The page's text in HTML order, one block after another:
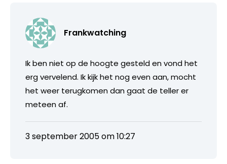
Frankwatching
Ik ben niet op de hoogte gesteld en vond het
erg vervelend. Ik kijk het nog even aan, mocht
het weer terugkomen dan gaat de teller er
meteen af.
3 september 2005 om 10:27